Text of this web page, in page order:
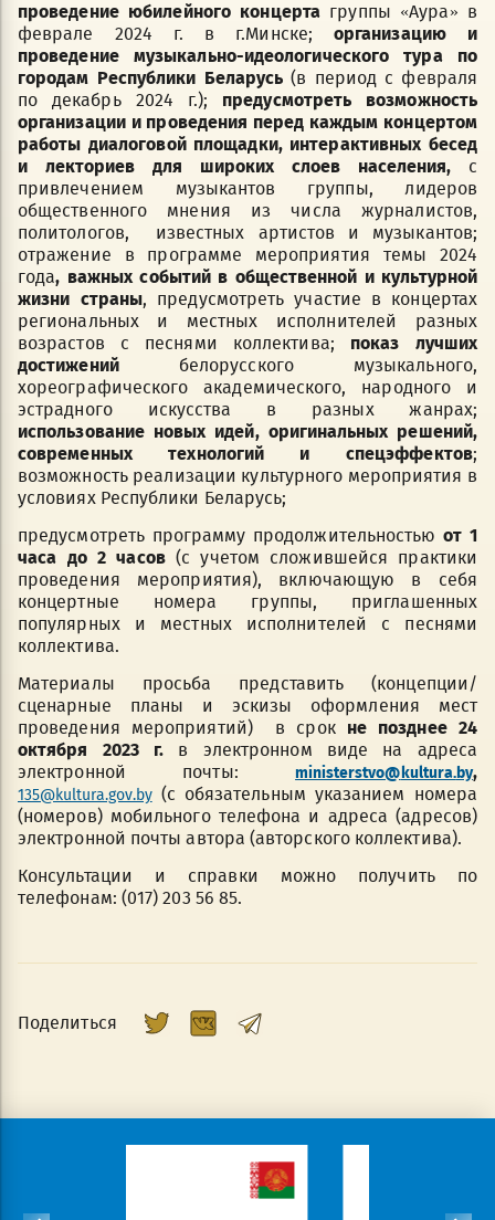
проведение юбилейного концерта группы «Аура» в
феврале 2024 г. в г.Минске; организацию и
проведение музыкально-идеологического тура по
городам Республики Беларусь (в период с февраля
по декабрь 2024 г.); предусмотреть возможность
организации и проведения перед каждым концертом
работы диалоговой площадки, интерактивных бесед
и лекториев для широких слоев населения, с
привлечением музыкантов группы, лидеров
общественного мнения из числа журналистов,
политологов, известных артистов и музыкантов;
отражение в программе мероприятия темы 2024
года, важных событий в общественной и культурной
жизни страны, предусмотреть участие в концертах
региональных и местных исполнителей разных
возрастов с песнями коллектива; показ лучших
достижений белорусского музыкального,
хореографического академического, народного и
эстрадного искусства в разных жанрах;
использование новых идей, оригинальных решений,
современных технологий и спецэффектов;
возможность реализации культурного мероприятия в
условиях Республики Беларусь;
предусмотреть программу продолжительностьюот 1
часа до 2 часов(с учетом сложившейся практики
проведения мероприятия), включающую в себя
концертные номера группы, приглашенных
популярных и местных исполнителей с песнями
коллектива.
Материалы просьба представить (концепции/
сценарные планы и эскизы оформления мест
проведения мероприятий) в срок не позднее 24
октября 2023 г. в электронном виде на адреса
электронной почты:ministerstvo@ kultura.by,
135@kultura.gov.by (с обязательным указанием номера
(номеров) мобильного телефона и адреса (адресов)
электронной почты автора (авторского коллектива).
Консультации и справки можно получить по
телефонам: (017) 203 56 85.
Поделиться